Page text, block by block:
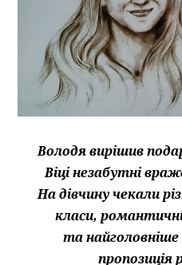
Володя вирішив
Віці незабутні
На дівчину чекали
класи, романтичні
та
пропозиція